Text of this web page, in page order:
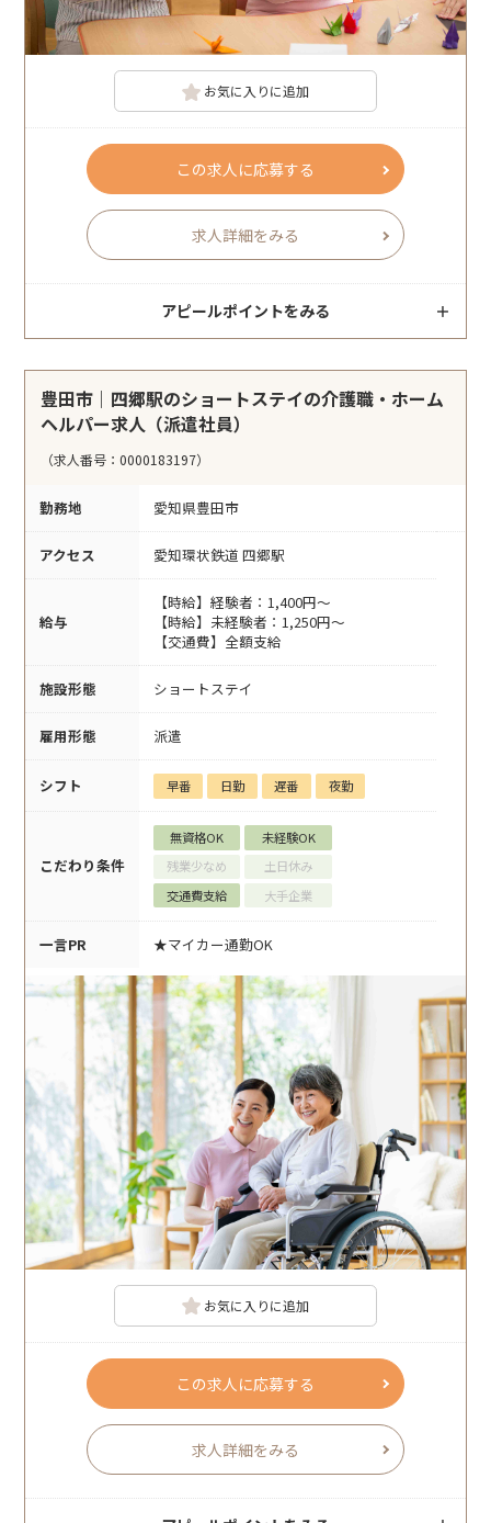
お気に入りに追加
この求人に応募する
求人詳細をみる
アピールポイントをみる
豊田市｜四郷駅のショートステイの介護職・ホーム
ヘルパー求人（派遣社員）
（求人番号：0000183197）
勤務地 愛知県豊田市
アクセス 愛知環状鉄道 四郷駅
給与
【時給】経験者：1,400円～
【時給】未経験者：1,250円～
【交通費】全額支給
施設形態 ショートステイ
雇用形態 派遣
シフト 早番 日勤 遅番 夜勤
こだわり条件
無資格OK
未経験OK
残業少なめ
土日休み
交通費支給
大手企業
一言PR ★マイカー通勤OK
お気に入りに追加
この求人に応募する
求人詳細をみる